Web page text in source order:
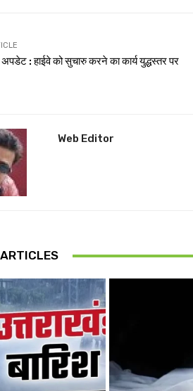
अपडेट : हाईवे को सुचारु करने का कार्य युद्धस्तर पर
Web Editor